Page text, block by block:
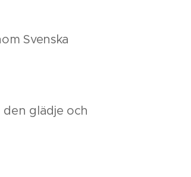
Svenska
glädje och